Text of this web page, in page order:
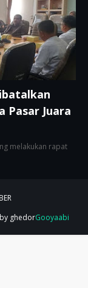
Pasar Juara
melakukan rapat
ghedorGooyaabi